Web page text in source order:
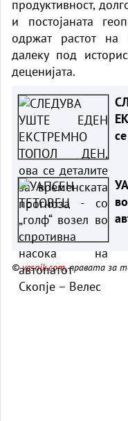
продуктивност,
и постојаната
одржат растот на
далеку под
деценијата.
©vesnik.com, правата за